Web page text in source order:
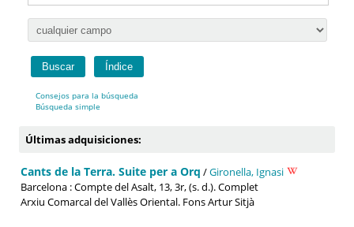
Consejos para la búsqueda
Búsqueda simple
Últimas adquisiciones:
Cants de la Terra. Suite per a Orq /Gironella, Ignasi
Barcelona : Compte del Asalt, 13, 3r, (s. d.). Complet
Arxiu Comarcal del Vallès Oriental. Fons Artur Sitjà